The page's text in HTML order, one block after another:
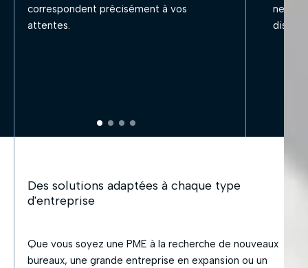
correspondent précisément à vos
attentes.
ne
Des solutions adaptées à chaque type
d'entreprise
Que vous soyez une PME à la recherche de nouveaux
bureaux, une grande entreprise en expansion ou un